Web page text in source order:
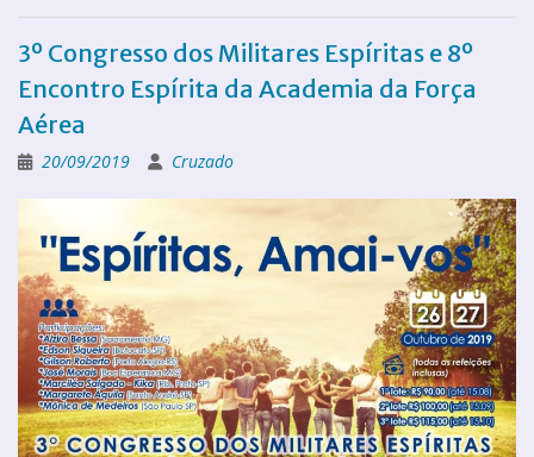
3º Congresso dos Militares Espíritas e 8º
Encontro Espírita da Academia da Força
Aérea
20/09/2019 Cruzado